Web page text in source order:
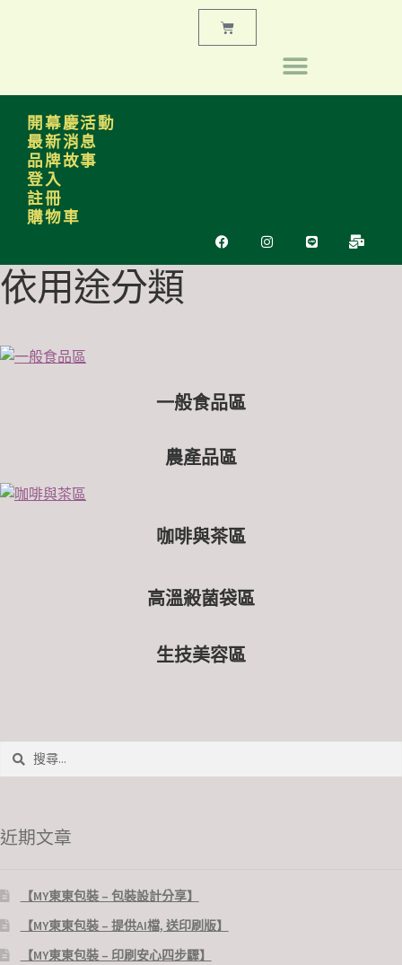
開幕慶活動
最新消息
品牌故事
登入
註冊
購物車
依用途分類
一般食品區
農產品區
咖啡與茶區
高溫殺菌袋區
生技美容區
近期文章
【MY東東包裝 – 包裝設計分享】
【MY東東包裝 – 提供AI檔, 送印刷版】
【MY東東包裝 – 印刷安心四步驟】